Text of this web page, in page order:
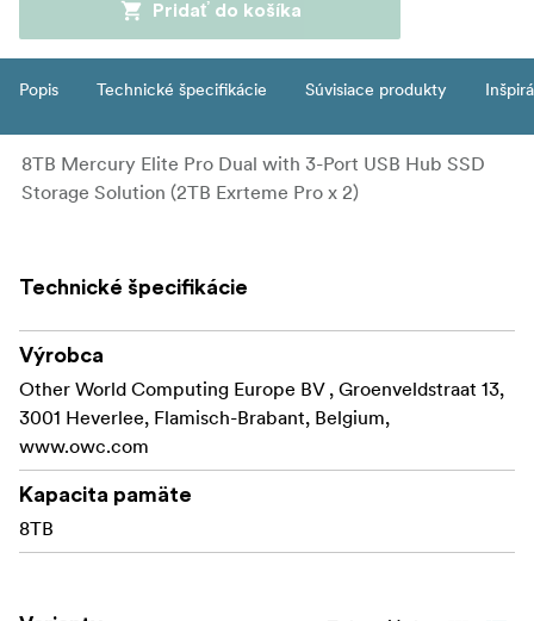
Pridať do košíka
Popis Technické špecifikácie Súvisiace produkty
8TB Mercury Elite Pro Dual with 3-Port USB Hub SSD
Storage Solution (2TB Exrteme Pro x 2)
Technické špecifikácie
Výrobca
Other World Computing Europe BV , Groenveldstraat 13,
3001 Heverlee, Flamisch-Brabant, Belgium,
www.owc.com
Kapacita pamäte
8TB